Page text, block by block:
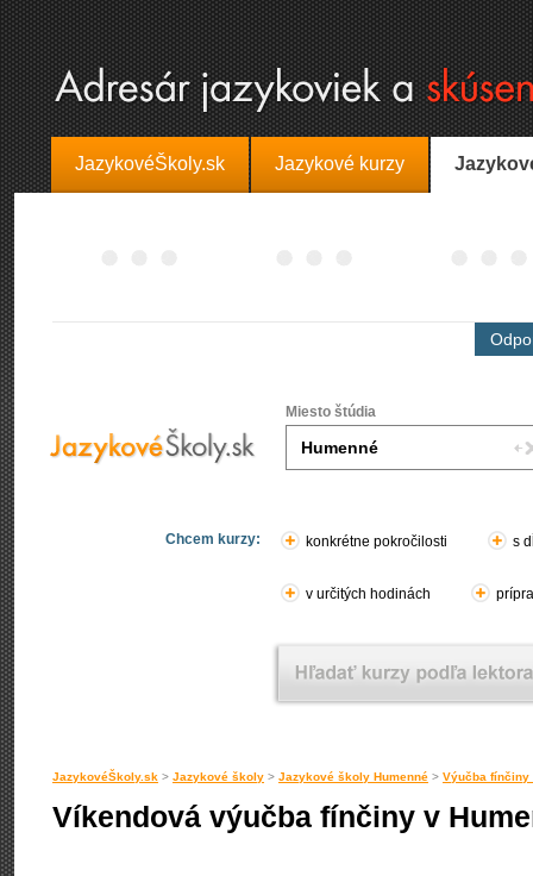
JazykovéŠkoly.sk Jazykové kurzy
Miesto štúdia
Chcem kurzy: konkrétne pokročilosti s
v určitých hodinách
JazykovéŠkoly.sk > Jazykové školy > Jazykové školy Humenné > Výučba fínčiny
Víkendová výučba fínčiny v